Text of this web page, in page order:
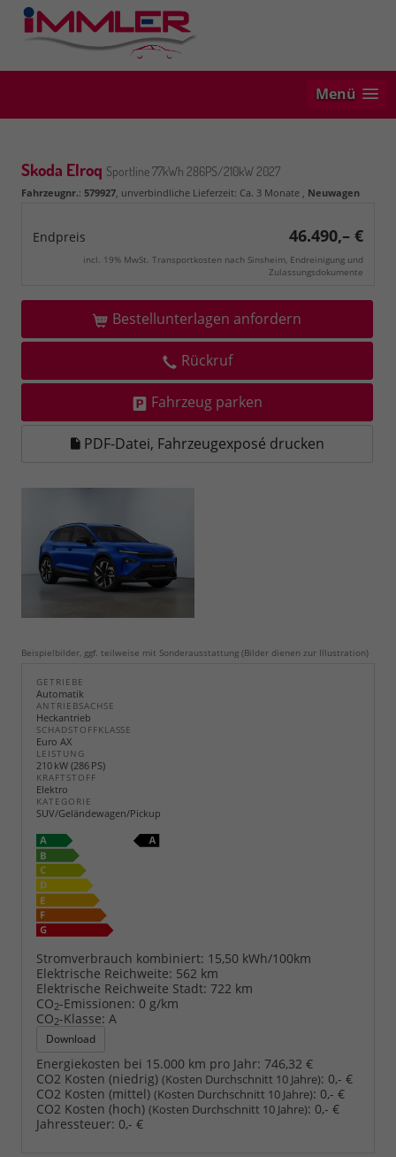
Menü
Skoda Elroq Sportline 77kWh 286PS/210kW 2027
Fahrzeugnr.: 579927, unverbindliche Lieferzeit: Ca. 3 Monate , Neuwagen
Endpreis 46.490,– €
incl. 19% MwSt. Transportkosten nach Sinsheim, Endreinigung und
Zulassungsdokumente
Bestellunterlagen anfordern
Rückruf
Fahrzeug parken
PDF-Datei, Fahrzeugexposé drucken
Beispielbilder, ggf. teilweise mit Sonderausstattung (Bilder dienen zur Illustration)
GETRIEBE
Automatik
ANTRIEBSACHSE
Heckantrieb
SCHADSTOFFKLASSE
Euro AX
LEISTUNG
210 kW (286 PS)
KRAFTSTOFF
Elektro
KATEGORIE
SUV/Geländewagen/Pickup
Stromverbrauch kombiniert: 15,50 kWh/100km
Elektrische Reichweite: 562 km
Elektrische Reichweite Stadt: 722 km
CO2-Emissionen: 0 g/km
CO2-Klasse: A
Download
Energiekosten bei 15.000 km pro Jahr: 746,32 €
CO2 Kosten (niedrig) (Kosten Durchschnitt 10 Jahre): 0,- €
CO2 Kosten (mittel) (Kosten Durchschnitt 10 Jahre): 0,- €
CO2 Kosten (hoch) (Kosten Durchschnitt 10 Jahre): 0,- €
Jahressteuer: 0,- €